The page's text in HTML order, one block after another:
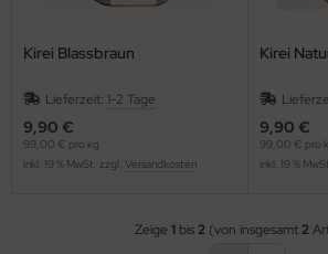
Kirei Blassbraun
Lieferzeit: 1-2 Tage
9,90 €
99,00 € pro kg
inkl. 19 % MwSt. zzgl. Versandkosten
Kirei
9,90 €
99,00 € pro
inkl. 19 %
Zeige 1bis2(von insgesamt2